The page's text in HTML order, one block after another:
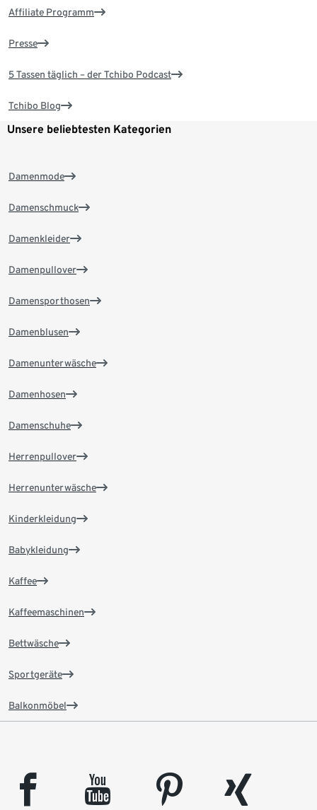
Affiliate Programm
Presse
5 Tassen täglich – der Tchibo Podcast
Tchibo Blog
Unsere beliebtesten Kategorien
Damenmode
Damenschmuck
Damenkleider
Damenpullover
Damensporthosen
Damenblusen
Damenunterwäsche
Damenhosen
Damenschuhe
Herrenpullover
Herrenunterwäsche
Kinderkleidung
Babykleidung
Kaffee
Kaffeemaschinen
Bettwäsche
Sportgeräte
Balkonmöbel
facebook youtube pinterest
xing